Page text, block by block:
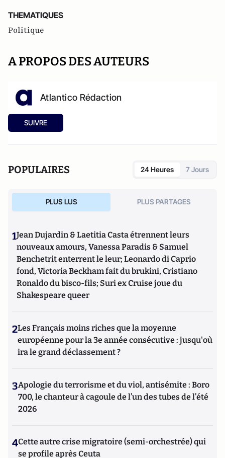
THEMATIQUES
Politique
A PROPOS DES AUTEURS
Atlantico Rédaction
SUIVRE
POPULAIRES 24 Heures 7 Jours
PLUS LUS PLUS PARTAGES
1Jean Dujardin & Laetitia Casta étrennent leurs
nouveaux amours, Vanessa Paradis & Samuel
Benchetrit enterrent le leur; Leonardo di Caprio
fond, Victoria Beckham fait du brukini, Cristiano
Ronaldo du bisco-fils; Suri ex Cruise joue du
Shakespeare queer
2Les Français moins riches que la moyenne
européenne pour la 3e année consécutive : jusqu'où
ira le grand déclassement ?
3Apologie du terrorisme et du viol, antisémite : Boro
700, le chanteur à cagoule de l’un des tubes de l’été
2026
4Cette autre crise migratoire (semi-orchestrée) qui
se profile après Ceuta